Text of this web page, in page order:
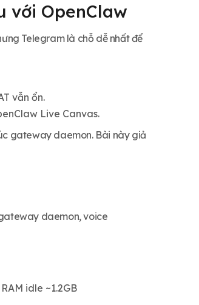
với OpenClaw
Telegram là chỗ dễ nhất để
vẫn ổn.
Live Canvas.
gateway daemon. Bài này giả
daemon, voice
idle ~1.2GB